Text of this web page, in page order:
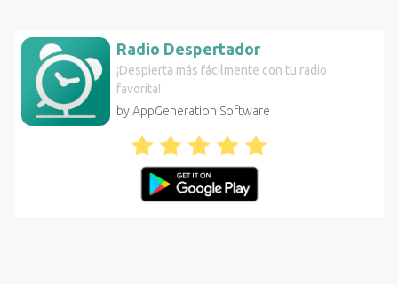
Radio Despertador
¡Despierta más fácilmente con tu radio
favorita!
by AppGeneration Software